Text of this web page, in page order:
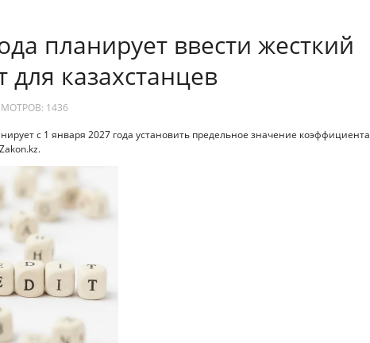
планирует ввести жесткий
казахстанцев
1436
с 1 января 2027 года установить предельное значение коэффициента